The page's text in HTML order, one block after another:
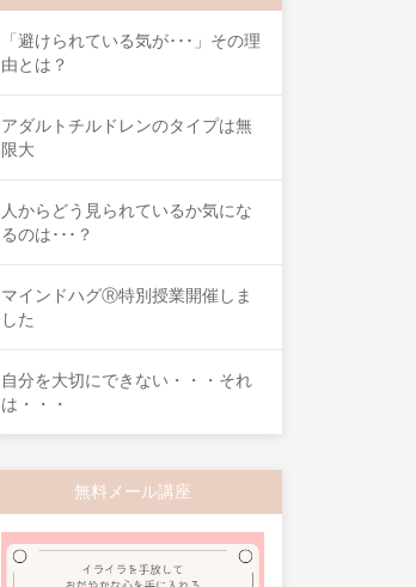
「避けられている気が･･･」その理
由とは？
アダルトチルドレンのタイプは無
限大
人からどう見られているか気にな
るのは･･･？
マインドハグⓇ特別授業開催しま
した
自分を大切にできない・・・それ
は・・・
無料メール講座